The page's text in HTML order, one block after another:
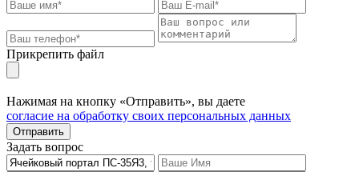
Прикрепить файл
Нажимая на кнопку «Отправить», вы даете
согласие на обработку своих персональных данных
Отправить
Задать вопрос